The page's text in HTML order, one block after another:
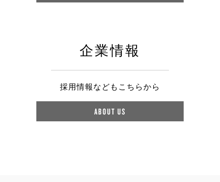
企業情報
採用情報などもこちらから
ABOUT US